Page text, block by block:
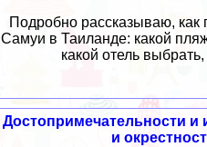
Подробно рассказываю, как
Самуи в Таиланде: какой
какой отель
Достопримечательности и
и